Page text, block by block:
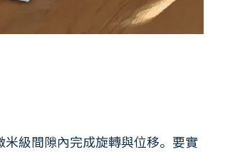
級間隙內完成旋轉與位移。要實